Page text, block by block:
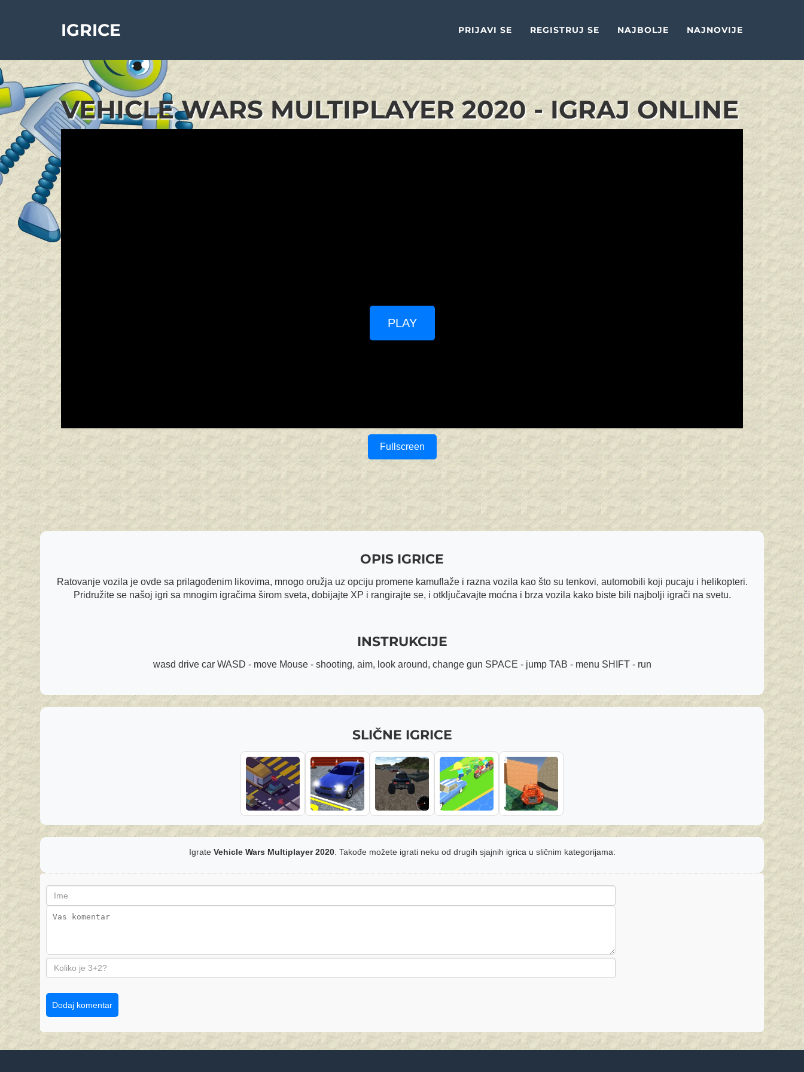
IGRICE PRIJAVI SE REGISTRUJ SE NAJBOLJE NAJNOVIJE
VEHICLE WARS MULTIPLAYER 2020 - IGRAJ ONLINE
PLAY
Fullscreen
OPIS IGRICE
Ratovanje vozila je ovde sa prilagođenim likovima, mnogo oružja uz opciju promene kamuflaže i razna vozila kao što su tenkovi, automobili koji pucaju i helikopteri.
Pridružite se našoj igri sa mnogim igračima širom sveta, dobijajte XP i rangirajte se, i otključavajte moćna i brza vozila kako biste bili najbolji igrači na svetu.
INSTRUKCIJE
wasd drive car WASD - move Mouse - shooting, aim, look around, change gun SPACE - jump TAB - menu SHIFT - run
SLIČNE IGRICE
Igrate Vehicle Wars Multiplayer 2020. Takođe možete igrati neku od drugih sjajnih igrica u sličnim kategorijama:
Dodaj komentar